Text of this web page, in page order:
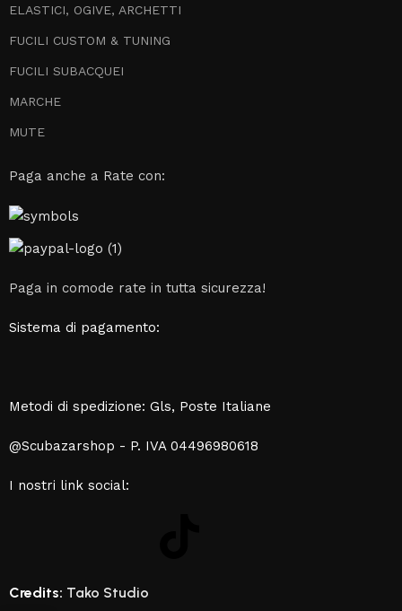
ELASTICI, OGIVE, ARCHETTI
FUCILI CUSTOM & TUNING
FUCILI SUBACQUEI
MARCHE
MUTE
Paga anche a Rate con:
Paga in comode rate in tutta sicurezza!
Sistema di pagamento:
Metodi di spedizione: Gls, Poste Italiane
@Scubazarshop - P. IVA 04496980618
I nostri link social:
Credits: Tako Studio